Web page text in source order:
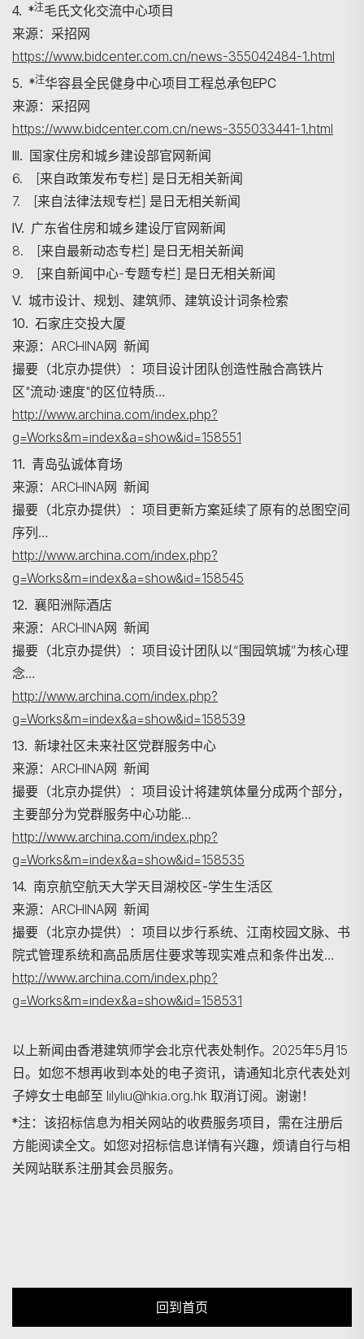
4. *注毛氏文化交流中心项目
来源：采招网
https://www.bidcenter.com.cn/news-355042484-1.html
5. *注华容县全民健身中心项目工程总承包EPC
来源：采招网
https://www.bidcenter.com.cn/news-355033441-1.html
III. 国家住房和城乡建设部官网新闻
6. [来自政策发布专栏] 是日无相关新闻
7. [来自法律法规专栏] 是日无相关新闻
IV. 广东省住房和城乡建设厅官网新闻
8. [来自最新动态专栏] 是日无相关新闻
9. [来自新闻中心-专题专栏] 是日无相关新闻
V. 城市设计、规划、建筑师、建筑设计词条检索
10. 石家庄交投大厦
来源：ARCHINA网 新闻
撮要（北京办提供）：项目设计团队创造性融合高铁片
区"流动·速度"的区位特质…
http://www.archina.com/index.php?
g=Works&m=index&a=show&id=158551
11. 青岛弘诚体育场
来源：ARCHINA网 新闻
撮要（北京办提供）：项目更新方案延续了原有的总图空间
序列…
http://www.archina.com/index.php?
g=Works&m=index&a=show&id=158545
12. 襄阳洲际酒店
来源：ARCHINA网 新闻
撮要（北京办提供）：项目设计团队以“围园筑城”为核心理
念…
http://www.archina.com/index.php?
g=Works&m=index&a=show&id=158539
13. 新埭社区未来社区党群服务中心
来源：ARCHINA网 新闻
撮要（北京办提供）：项目设计将建筑体量分成两个部分，
主要部分为党群服务中心功能…
http://www.archina.com/index.php?
g=Works&m=index&a=show&id=158535
14. 南京航空航天大学天目湖校区-学生生活区
来源：ARCHINA网 新闻
撮要（北京办提供）：项目以步行系统、江南校园文脉、书
院式管理系统和高品质居住要求等现实难点和条件出发…
http://www.archina.com/index.php?
g=Works&m=index&a=show&id=158531
以上新闻由香港建筑师学会北京代表处制作。2025年5月15
日。如您不想再收到本处的电子资讯，请通知北京代表处刘
子婷女士电邮至 lilyliu@hkia.org.hk 取消订阅。谢谢！
*注：该招标信息为相关网站的收费服务项目，需在注册后
方能阅读全文。如您对招标信息详情有兴趣，烦请自行与相
关网站联系注册其会员服务。
回到首页